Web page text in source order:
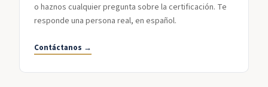
o haznos cualquier pregunta sobre la certificación. Te
responde una persona real, en español.
Contáctanos →